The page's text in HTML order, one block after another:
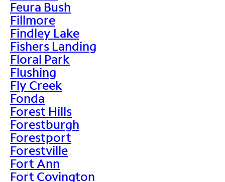
Feura Bush
Fillmore
Findley Lake
Fishers Landing
Floral Park
Flushing
Fly Creek
Fonda
Forest Hills
Forestburgh
Forestport
Forestville
Fort Ann
Fort Covington